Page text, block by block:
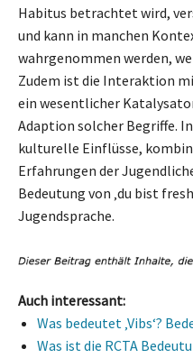
Habitus betrachtet wird,
und kann in manchen
wahrgenommen werden,
Zudem ist die Interaktion
ein wesentlicher
Adaption solcher Begriffe.
kulturelle Einflüsse,
Erfahrungen der
Bedeutung von ‚du bist
Jugendsprache.
Auch interessant:
Was bedeutet ‚Vibs‘?
Was ist die RCTA